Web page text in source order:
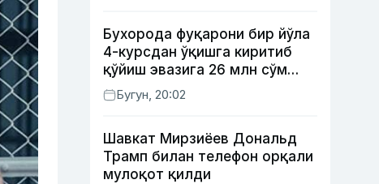
Бухорода фуқарони бир йўла
4-курсдан ўқишга киритиб
қўйиш эвазига 26 млн сўм
олган шахс ушланди
Бугун, 20:02
Шавкат Мирзиёев Дональд
Трамп билан телефон орқали
мулоқот қилди